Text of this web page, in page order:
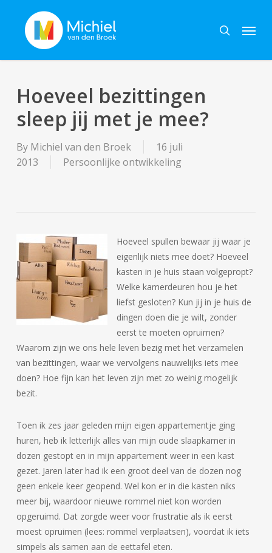
search
Menu
Hoeveel bezittingen
sleep jij met je mee?
By Michiel van den Broek
16 juli
2013
Persoonlijke ontwikkeling
Hoeveel spullen bewaar jij waar je
eigenlijk niets mee doet? Hoeveel
kasten in je huis staan volgepropt?
Welke kamerdeuren hou je het
liefst gesloten? Kun jij in je huis de
dingen doen die je wilt, zonder
eerst te moeten opruimen?
Waarom zijn we ons hele leven bezig met het verzamelen
van bezittingen, waar we vervolgens nauwelijks iets mee
doen? Hoe fijn kan het leven zijn met zo weinig mogelijk
bezit.
Toen ik zes jaar geleden mijn eigen appartementje ging
huren, heb ik letterlijk alles van mijn oude slaapkamer in
dozen gestopt en in mijn appartement weer in een kast
gezet. Jaren later had ik een groot deel van de dozen nog
geen enkele keer geopend. Wel kon er in die kasten niks
meer bij, waardoor nieuwe rommel niet kon worden
opgeruimd. Dat zorgde weer voor frustratie als ik eerst
moest opruimen (lees: rommel verplaatsen), voordat ik iets
simpels als samen aan de eettafel eten.